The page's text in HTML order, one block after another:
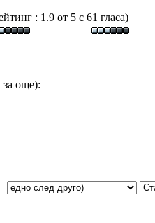
: 1.9 от 5 с 61 гласа)
за още):